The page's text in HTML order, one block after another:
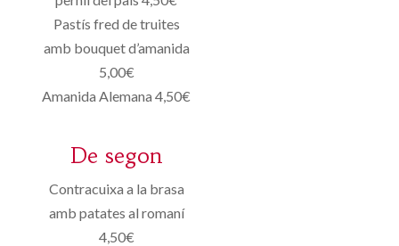
Pastís fred de truites
amb bouquet d’amanida
5,00€
Amanida Alemana 4,50€
De segon
Contracuixa a la brasa
amb patates al romaní
4,50€